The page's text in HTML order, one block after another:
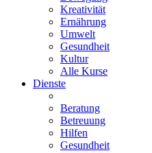
Kreativität
Ernährung
Umwelt
Gesundheit
Kultur
Alle Kurse
Dienste
Beratung
Betreuung
Hilfen
Gesundheit